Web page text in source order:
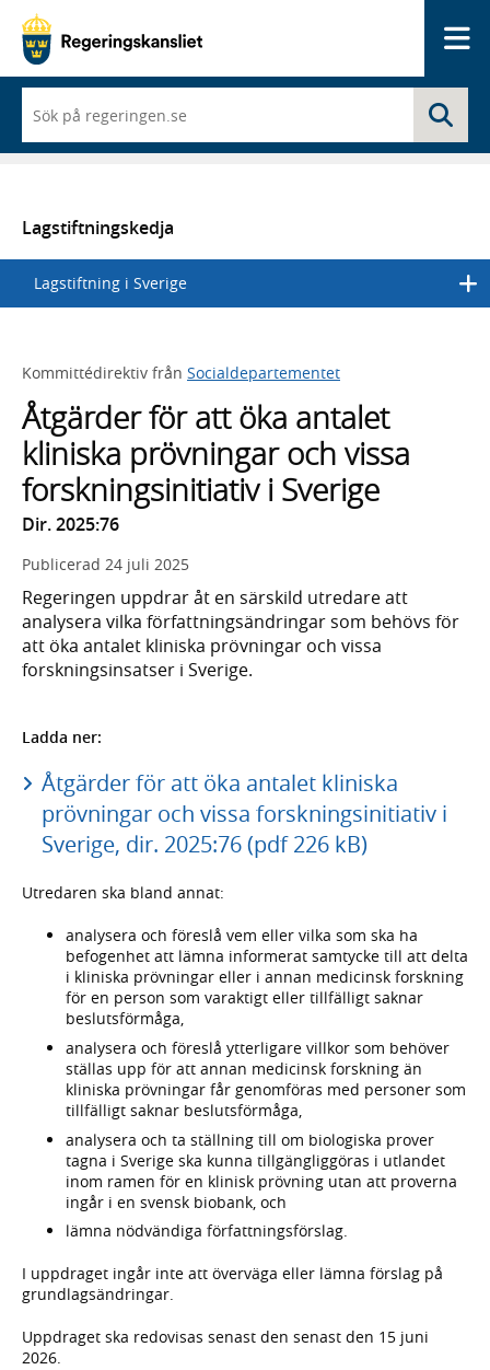
du
börjar
skriva
en
lista
med
sökförslag
Lagstiftningskedja
Lagstiftning i Sverige
Kommittédirektiv från Socialdepartementet
Åtgärder för att öka antalet
kliniska prövningar och vissa
forskningsinitiativ i Sverige
Dir. 2025:76
Publicerad 24 juli 2025
Regeringen uppdrar åt en särskild utredare att
analysera vilka författningsändringar som behövs för
att öka antalet kliniska prövningar och vissa
forskningsinsatser i Sverige.
Ladda ner:
Åtgärder för att öka antalet kliniska
prövningar och vissa forskningsinitiativ i
Sverige, dir. 2025:76 (pdf 226 kB)
Utredaren ska bland annat:
analysera och föreslå vem eller vilka som ska ha
befogenhet att lämna informerat samtycke till att delta
i kliniska prövningar eller i annan medicinsk forskning
för en person som varaktigt eller tillfälligt saknar
beslutsförmåga,
analysera och föreslå ytterligare villkor som behöver
ställas upp för att annan medicinsk forskning än
kliniska prövningar får genomföras med personer som
tillfälligt saknar beslutsförmåga,
analysera och ta ställning till om biologiska prover
tagna i Sverige ska kunna tillgängliggöras i utlandet
inom ramen för en klinisk prövning utan att proverna
ingår i en svensk biobank, och
lämna nödvändiga författningsförslag.
I uppdraget ingår inte att överväga eller lämna förslag på
grundlagsändringar.
Uppdraget ska redovisas senast den senast den 15 juni
2026.